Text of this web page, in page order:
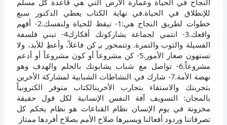
النجاح في الحياة وعمارة الأرض التي هي قاعدة كل مسلم
للإنطلاق في الحياة.في نهاية الكتاب يعطي الدكتور سبع
خطوات لطريق النجاح هي:1- تيقظ للحياة ولنفسك.2- أفهم
واقعك.3- انتمي لجماعة يشاركونك أفكارك4- تبني فلسفة
الفسيلة والثوب والتمرة. وتتمحور بـِ كن فاعلاً، وأعطِ للأبد، ولا
تستهون صغار الأمور.5- كن مشروعاً أو كون مشروعاً أو أدعم
مشروعاً.6- تواصل مع شباب يشابونك بالحلم والهدف وهو
نهضة الأمة.7- شارك في النشاطات الشبابية لمشاركة الأخرين
بتجربتك والاستقاء بتجارب الأخرينالكتاب متوفر الكترونياً
بالمجان: التسويف آفة النفس الإنسانية لكل قول حقيقة
مخزونة في يوم الإنسان نظام القناعات هو نظام يحكم كل
تصرفاتنا وردود أفعالنا ويسيرها صلاح الأمم بصلاح أفردها ممتاز